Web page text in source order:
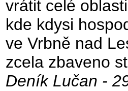
vrátit celé
kde kdysi
ve Vrbně nad
zcela zbaveno
Deník Lučan -